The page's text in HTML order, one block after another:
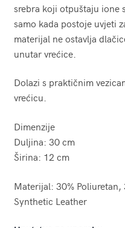
srebra koji otpuštaju ione
samo kada postoje uvjeti
materijal ne ostavlja
unutar vrećice.
Dolazi s praktičnim
vrećicu.
Dimenzije
Duljina: 30 cm
Širina: 12 cm
Materijal: 30%
Synthetic Leather